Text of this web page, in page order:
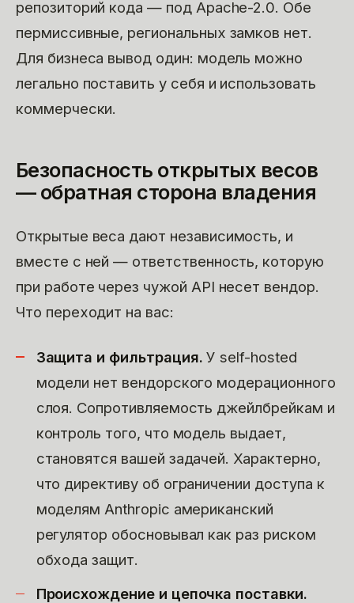
репозиторий кода — под Apache-2.0. Обе
пермиссивные, региональных замков нет.
Для бизнеса вывод один: модель можно
легально поставить у себя и использовать
коммерчески.
Безопасность открытых весов
— обратная сторона владения
Открытые веса дают независимость, и
вместе с ней — ответственность, которую
при работе через чужой API несет вендор.
Что переходит на вас:
Защита и фильтрация. У self-hosted
модели нет вендорского модерационного
слоя. Сопротивляемость джейлбрейкам и
контроль того, что модель выдает,
становятся вашей задачей. Характерно,
что директиву об ограничении доступа к
моделям Anthropic американский
регулятор обосновывал как раз риском
обхода защит.
Происхождение и цепочка поставки.